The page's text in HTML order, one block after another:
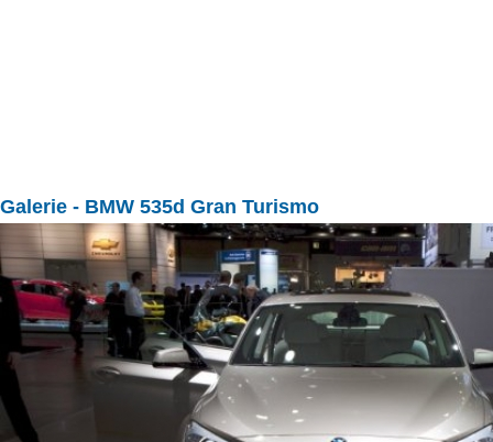
Galerie - BMW 535d Gran Turismo